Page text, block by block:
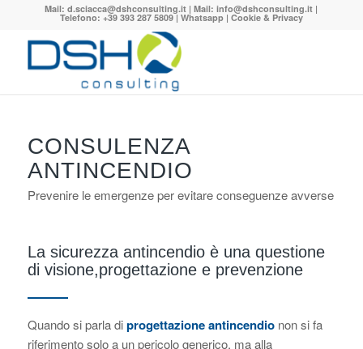
Mail:d.sciacca@dshconsulting.it | Mail:info@dshconsulting.it |
Telefono: +39 393 287 5809 | Whatsapp| Cookie & Privacy
CONSULENZA
ANTINCENDIO
Prevenire le emergenze per evitare conseguenze avverse
La sicurezza antincendio è una questione
di visione,progettazione e prevenzione
Quando si parla diprogettazione antincendionon si fa
riferimento solo a un pericolo generico, ma alla